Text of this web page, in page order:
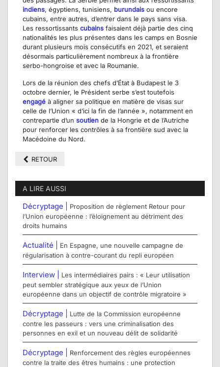
indiens, égyptiens, tunisiens, burundais ou encore
cubains, entre autres, d’entrer dans le pays sans visa.
Les ressortissants cubains faisaient déjà partie des cinq
nationalités les plus présentes dans les camps en Bosnie
durant plusieurs mois consécutifs en 2021, et seraient
désormais particulièrement nombreux à la frontière
serbo-hongroise et avec la Roumanie.
Lors de la réunion des chefs d’État à Budapest le 3
octobre dernier, le Président serbe s’est toutefois
engagé à aligner sa politique en matière de visas sur
celle de l’Union « d’ici la fin de l’année », notamment en
contrepartie d’un soutien de la Hongrie et de l’Autriche
pour renforcer les contrôles à sa frontière sud avec la
Macédoine du Nord.
RETOUR
A LIRE AUSSI
Décryptage |
Proposition de règlement Retour pour
l’Union européenne : l’éloignement au détriment des
droits humains
Actualité |
En Espagne, une nouvelle campagne de
régularisation à contre-courant du repli européen
Interview |
Les intermédiaires pairs : « Leur utilisation
peut sembler stratégique aux yeux de l’Union
européenne dans un objectif de contrôle migratoire »
Décryptage |
Lutte de la Commission européenne
contre les passeurs : vers une criminalisation des
personnes en exil et un nouveau délit de solidarité
Décryptage |
Renforcement des règles européennes
contre la traite des êtres humains : une protection